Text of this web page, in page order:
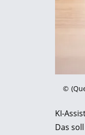
©
KI-
Das